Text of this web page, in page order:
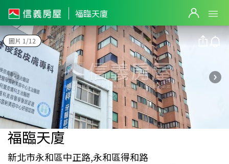
福臨天廈
圖片 1/12
福臨天廈
新北市永和區中正路,永和區得和路